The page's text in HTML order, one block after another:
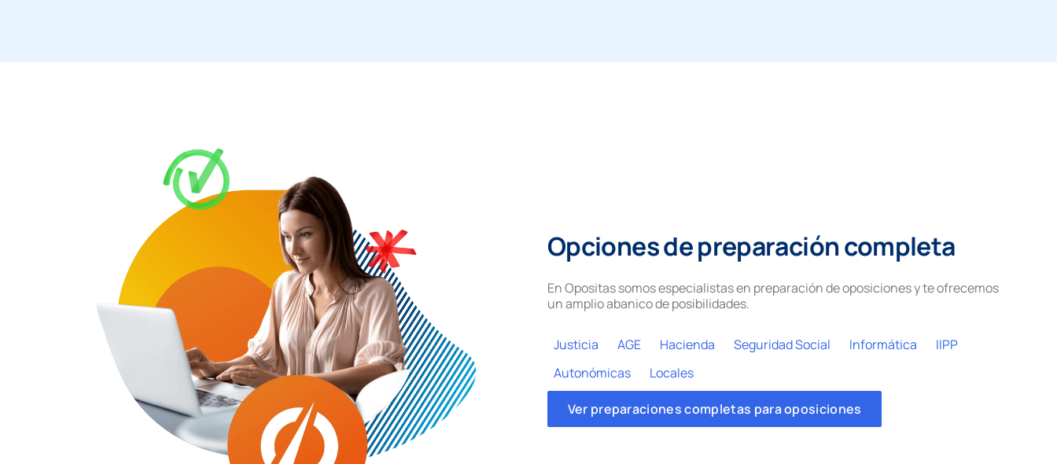
Opciones de preparación completa
En Opositas somos especialistas en preparación de oposiciones y te ofrecemos
un amplio abanico de posibilidades.
Justicia AGE Hacienda Seguridad Social Informática
IIPP
Autonómicas
Locales
Ver preparaciones completas para oposiciones